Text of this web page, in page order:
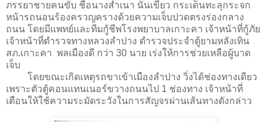
ภรรยาชายคนขับ ชื่อนางสำเนา นันเขียว กระเด็นทะลุกระจก
หน้ารถนอนร้องครวญครางด้วยความเจ็บปวดตรงร่องกลาง
ถนน โดยมีแพทย์และทีมกู้ชีพโรงพยาบาลเกาะคา เจ้าหน้าที่กู้ภัย
เจ้าหน้าที่ตำรวจทางหลวงลำปาง ตำรวจประจำตู้ยามหลังเทิน
สภ.เกาะคา พลเมืองดี กว่า 30 นาย เร่งให้การช่วยเหลือผู้บาด
เจ็บ
โดยขณะเกิดเหตุรถขาเข้าเมืองลำปาง วิ่งได้ช่องทางเดียว
เพราะตัวตู้คอนแทนเนอร์ขวางถนนไป 1 ช่องทาง เจ้าหน้าที่
เตือนให้ใช้ความระมัดระวังในการสัญจรผ่านเส้นทางดังกล่าว